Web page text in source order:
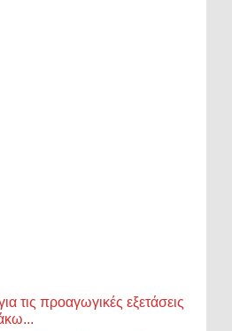
τις προαγωγικές εξετάσεις